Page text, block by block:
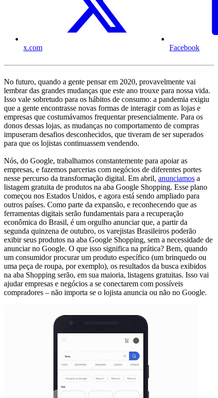
x.com Facebook
No futuro, quando a gente pensar em 2020, provavelmente vai
lembrar das grandes mudanças que este ano trouxe para nossa vida.
Isso vale sobretudo para os hábitos de consumo: a pandemia exigiu
que a gente encontrasse novas formas de interagir com as lojas e
empresas que costumávamos frequentar presencialmente. Para os
donos dessas lojas, as mudanças no comportamento de compras
impuseram desafios desconhecidos, que tiveram de ser superados
para que os lojistas continuassem vendendo.
Nós, do Google, trabalhamos constantemente para apoiar as
empresas, e fazemos parcerias com negócios de diferentes portes
nesse percurso da transformação digital. Em abril, anunciamos a
listagem gratuita de produtos na aba Google Shopping. Esse plano
começou nos Estados Unidos, e agora está sendo ampliado para
outros países. Como parte da expansão, e reconhecendo que as
ferramentas digitais serão fundamentais para a recuperação
econômica do Brasil, é um orgulho anunciar que, a partir da
segunda quinzena de outubro, os varejistas Brasileiros poderão
exibir seus produtos na aba Google Shopping, sem a necessidade de
anunciar no Google. O que isso significa na prática? Bem, quando
um consumidor procurar um produto específico (um brinquedo ou
uma peça de roupa, por exemplo), os resultados da busca exibidos
na aba Shopping serão, em sua maioria, listagens gratuitas. Isso vai
ajudar empresas e negócios a se conectarem com possíveis
compradores – não importa se o lojista anuncia ou não no Google.